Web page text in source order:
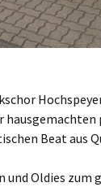
Beat aus
und Oldies